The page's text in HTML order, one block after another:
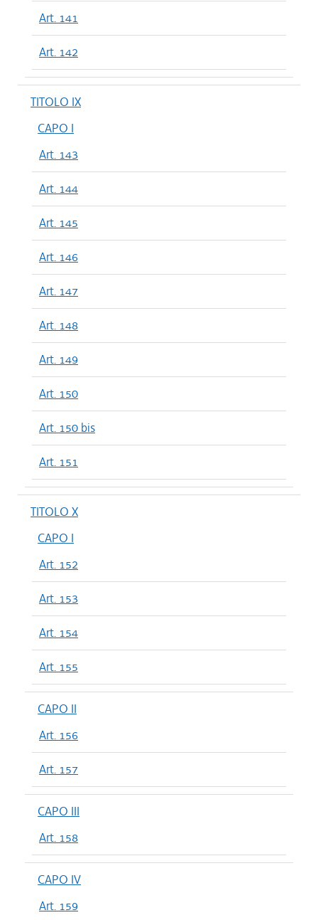
Art. 141
Art. 142
TITOLO IX
CAPO I
Art. 143
Art. 144
Art. 145
Art. 146
Art. 147
Art. 148
Art. 149
Art. 150
Art. 150 bis
Art. 151
TITOLO X
CAPO I
Art. 152
Art. 153
Art. 154
Art. 155
CAPO II
Art. 156
Art. 157
CAPO III
Art. 158
CAPO IV
Art. 159